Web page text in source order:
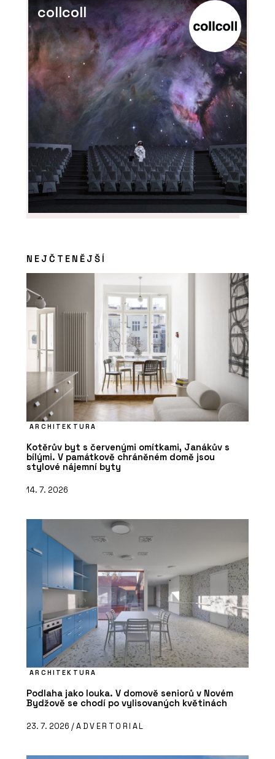
collcoll
NEJČTENĚJŠÍ
ARCHITEKTURA
Kotěrův byt s červenými omítkami, Janákův s
bílými. V památkově chráněném domě jsou
stylové nájemní byty
14. 7. 2026
ARCHITEKTURA
Podlaha jako louka. V domově seniorů v Novém
Bydžově se chodí po vylisovaných květinách
23. 7. 2026 /ADVERTORIAL